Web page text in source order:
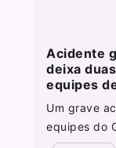
Acidente
deixa
equipes
Um grave
equipes do